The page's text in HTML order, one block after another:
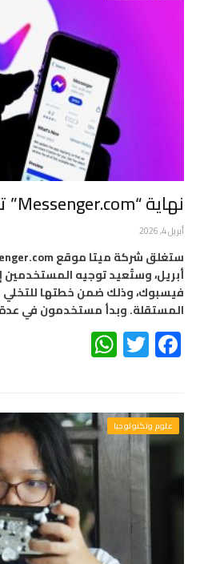
نهاية “Messenger.com” تقترب
أبريل 4, 2026
أبريل، وستُعيد توجيه
فيسبوك، وذلك ضمن خطتها
المستقلة. وبدأ مستخدمون في
Facebook
Twitter
علوم وتكنولوجيا